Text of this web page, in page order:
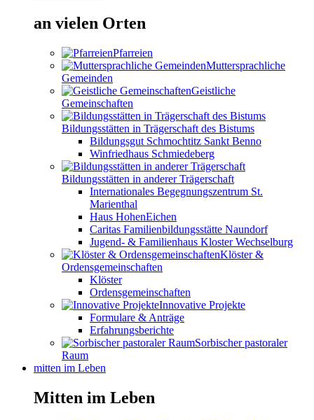
an vielen Orten
Pfarreien
Muttersprachliche
Gemeinden
Geistliche
Gemeinschaften
Bildungsstätten in Trägerschaft des Bistums
Bildungsgut Schmochtitz Sankt Benno
Winfriedhaus Schmiedeberg
Bildungsstätten in anderer Trägerschaft
Internationales Begegnungszentrum St.
Marienthal
Haus HohenEichen
Caritas Familienbildungsstätte Naundorf
Jugend- & Familienhaus Kloster Wechselburg
Klöster &
Ordensgemeinschaften
Klöster
Ordensgemeinschaften
Innovative Projekte
Formulare & Anträge
Erfahrungsberichte
Sorbischer pastoraler
Raum
mitten im Leben
Mitten im Leben